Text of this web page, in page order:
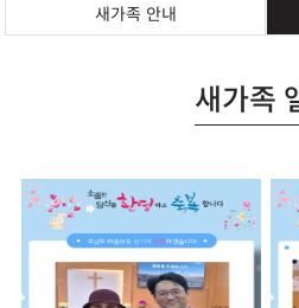
새가족 안내
새가족